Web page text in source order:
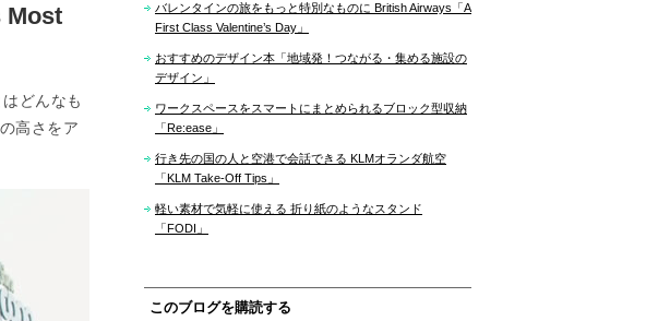
Most
どんなも
高さをア
バレンタインの旅をもっと特別なものに British Airways「A
First Class Valentine’s Day」
おすすめのデザイン本「地域発！つながる・集める施設の
デザイン」
ワークスペースをスマートにまとめられるブロック型収納
「Re:ease」
行き先の国の人と空港で会話できる KLMオランダ航空
「KLM Take-Off Tips」
軽い素材で気軽に使える 折り紙のようなスタンド
「FODI」
このブログを購読する